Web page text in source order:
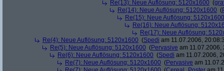
Re(13): Neue Auflösung: 5120x1600 (
Re(14): Neue Auflösung: 5120x1600 (
Re(15): Neue Auflösung: 5120x1600
Re(16): Neue Auflösung:
Re(17): Neue Auflösung:
Re(4): Neue Auflösung: 5120x1600 (Spedi am 11.07.2006,
Re(5): Neue Auflösung: 5120x1600 (Pervasive am 11.07.2006,
Re(6): Neue Auflösung: 5120x1600 (Spedi am 11.07.2006,
Re(7): Neue Auflösung: 5120x1600 (Pervasive am